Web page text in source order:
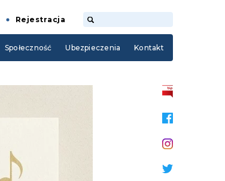
Rejestracja
Społeczność Ubezpieczenia Kontakt